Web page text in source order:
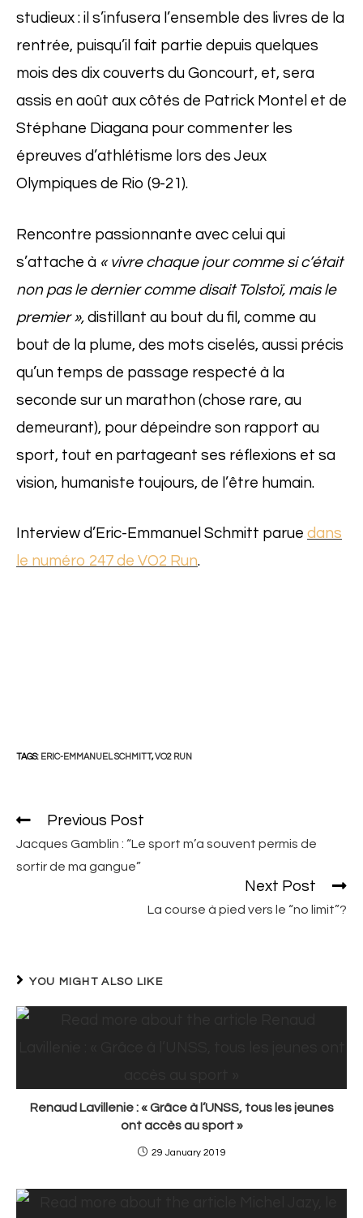
studieux : il s’infusera l’ensemble des livres de la
rentrée, puisqu’il fait partie depuis quelques
mois des dix couverts du Goncourt, et, sera
assis en août aux côtés de Patrick Montel et de
Stéphane Diagana pour commenter les
épreuves d’athlétisme lors des Jeux
Olympiques de Rio (9-21).
Rencontre passionnante avec celui qui
s’attache à « vivre chaque jour comme si c’était
non pas le dernier comme disait Tolstoï, mais le
premier », distillant au bout du fil, comme au
bout de la plume, des mots ciselés, aussi précis
qu’un temps de passage respecté à la
seconde sur un marathon (chose rare, au
demeurant), pour dépeindre son rapport au
sport, tout en partageant ses réflexions et sa
vision, humaniste toujours, de l’être humain.
Interview d’Eric-Emmanuel Schmitt parue dans
le numéro 247 de VO2 Run.
TAGS: ERIC-EMMANUEL SCHMITT,VO2 RUN
Read
articles
Previous Post
Jacques Gamblin : “Le sport m’a souvent permis de
sortir de ma gangue”
Next Post
La course à pied vers le “no limit”?
YOU MIGHT ALSO LIKE
Renaud Lavillenie : « Grâce à l’UNSS, tous les jeunes
ont accès au sport »
29 January 2019